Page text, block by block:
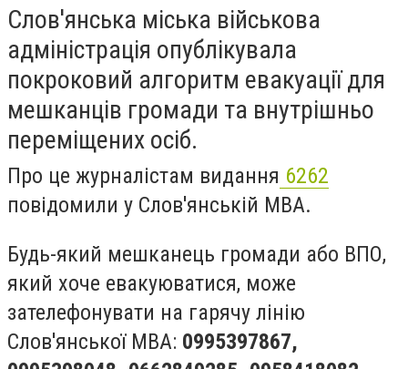
Слов'янська міська військова
адміністрація опублікувала
покроковий алгоритм евакуації для
мешканців громади та внутрішньо
переміщених осіб.
Про це журналістам видання 6262
повідомили у Слов'янській МВА.
Будь-який мешканець громади або ВПО,
який хоче евакуюватися, може
зателефонувати на гарячу лінію
Слов'янської МВА: 0995397867,